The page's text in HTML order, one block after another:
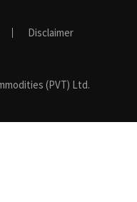
Disclaimer
(PVT) Ltd.